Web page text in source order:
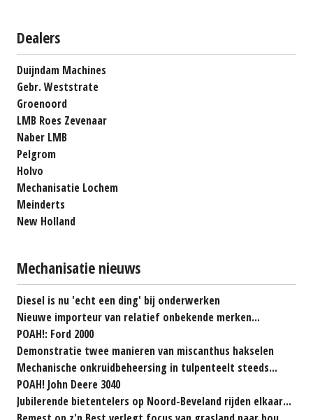
Dealers
Duijndam Machines
Gebr. Weststrate
Groenoord
LMB Roes Zevenaar
Naber LMB
Pelgrom
Holvo
Mechanisatie Lochem
Meinderts
New Holland
Mechanisatie nieuws
Diesel is nu 'echt een ding' bij onderwerken
Nieuwe importeur van relatief onbekende merken...
POAH!: Ford 2000
Demonstratie twee manieren van miscanthus hakselen
Mechanische onkruidbeheersing in tulpenteelt steeds...
POAH! John Deere 3040
Jubilerende bietentelers op Noord-Beveland rijden elkaar...